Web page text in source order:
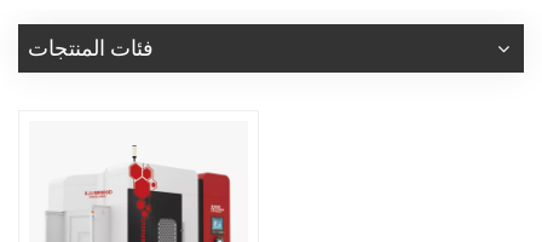
Español
فئات المنتجات